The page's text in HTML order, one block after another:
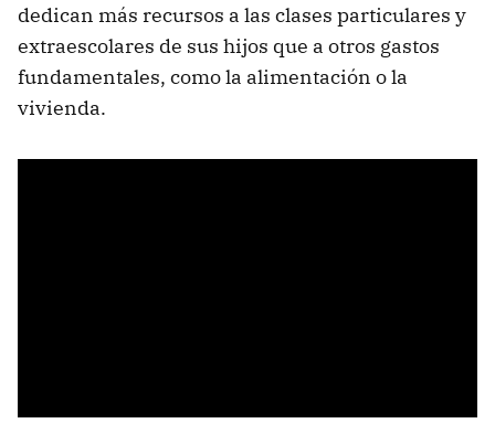
dedican más recursos a las clases particulares y
extraescolares de sus hijos que a otros gastos
fundamentales, como la alimentación o la
vivienda.